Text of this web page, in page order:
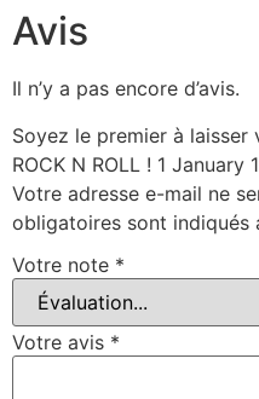
Avis
Il n’y a pas encore d’avis.
Soyez le premier à laisser
ROCK N ROLL ! 1 January
Votre adresse e-mail ne
obligatoires sont indiqués
Votre note *
Votre avis *